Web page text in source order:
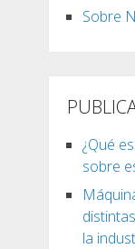
Sobre
¿Qué
sobre
la